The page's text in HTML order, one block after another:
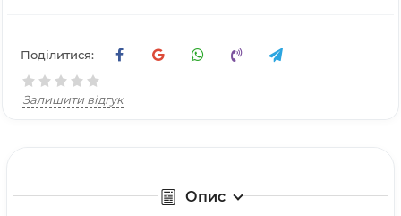
Поділитися:
Залишити відгук
Опис